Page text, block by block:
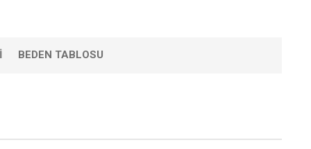
BEDEN TABLOSU